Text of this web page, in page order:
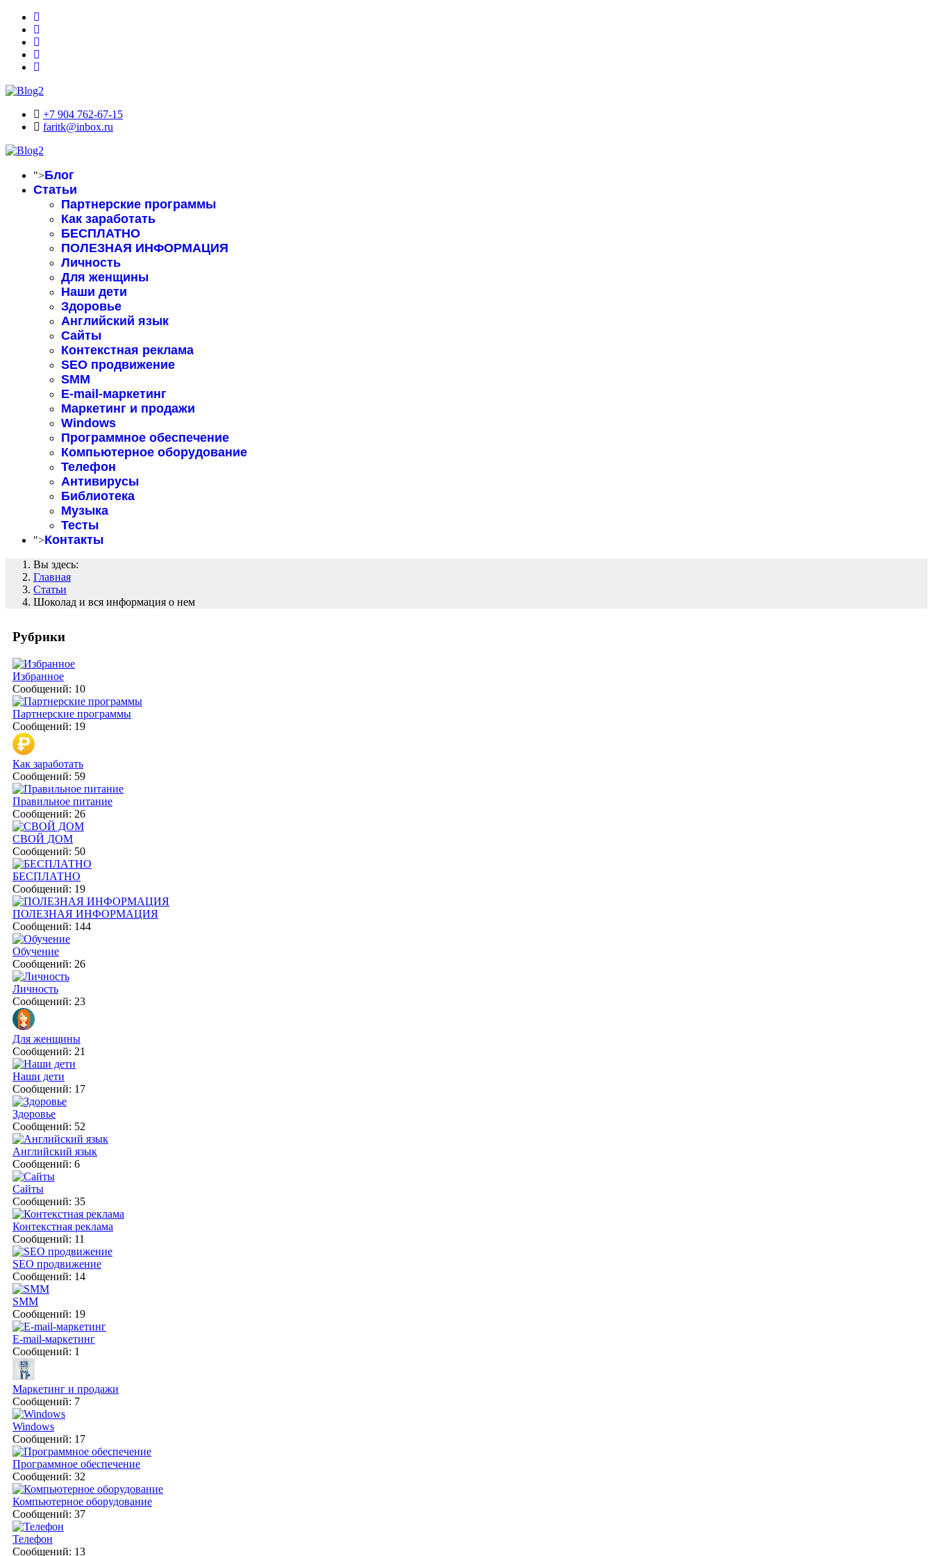
+7 904 762-67-15
faritk@inbox.ru
">Блог
Статьи
Партнерские программы
Как заработать
БЕСПЛАТНО
ПОЛЕЗНАЯ ИНФОРМАЦИЯ
Личность
Для женщины
Наши дети
Здоровье
Английский язык
Сайты
Контекстная реклама
SEO продвижение
SMM
E-mail-маркетинг
Маркетинг и продажи
Windows
Программное обеспечение
Компьютерное оборудование
Телефон
Антивирусы
Библиотека
Музыка
Тесты
">Контакты
Вы здесь:
Главная
Статьи
Шоколад и вся информация о нем
Рубрики
Избранное
Сообщений: 10
Партнерские программы
Сообщений: 19
Как заработать
Сообщений: 59
Правильное питание
Сообщений: 26
СВОЙ ДОМ
Сообщений: 50
БЕСПЛАТНО
Сообщений: 19
ПОЛЕЗНАЯ ИНФОРМАЦИЯ
Сообщений: 144
Обучение
Сообщений: 26
Личность
Сообщений: 23
Для женщины
Сообщений: 21
Наши дети
Сообщений: 17
Здоровье
Сообщений: 52
Английский язык
Сообщений: 6
Сайты
Сообщений: 35
Контекстная реклама
Сообщений: 11
SEO продвижение
Сообщений: 14
SMM
Сообщений: 19
E-mail-маркетинг
Сообщений: 1
Маркетинг и продажи
Сообщений: 7
Windows
Сообщений: 17
Программное обеспечение
Сообщений: 32
Компьютерное оборудование
Сообщений: 37
Телефон
Сообщений: 13